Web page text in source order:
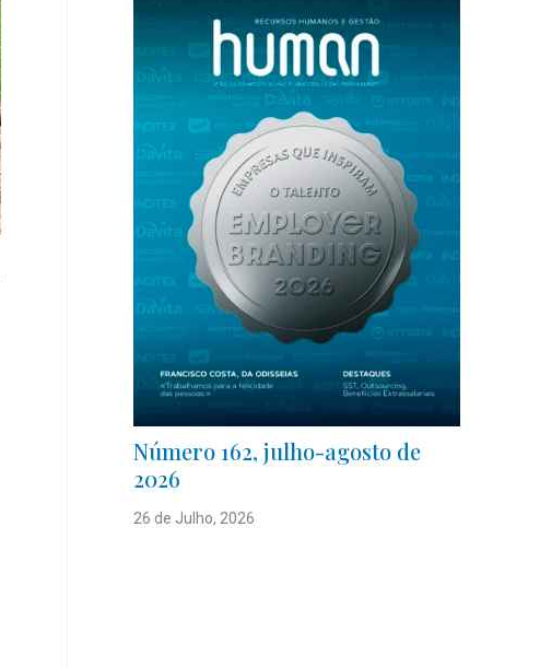
Número 162, julho-agosto de
2026
26 de Julho, 2026